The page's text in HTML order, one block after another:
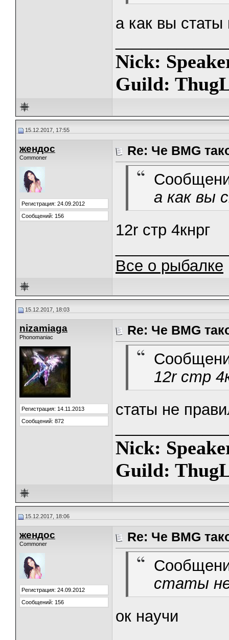
а как вы
Nick:
Guild:
15.12.2017, 17:55
жендос
Commoner
Регистрация: 24.09.2012
Сообщений: 156
Re: Че BMG
а как вы
12r стр 4кнрг
Все о рыбалке
15.12.2017, 18:03
nizamiaga
Phonomaniac
Регистрация: 14.11.2013
Сообщений: 872
Re: Че BMG
12r стр
статы не
Nick:
Guild:
15.12.2017, 18:06
жендос
Commoner
Регистрация: 24.09.2012
Сообщений: 156
Re: Че BMG
статы
ок научи